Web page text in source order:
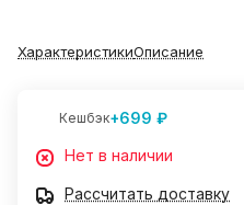
ХарактеристикиОписание
Кешбэк+699 ₽
Нет в наличии
Рассчитать доставку